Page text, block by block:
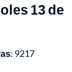
13 de
: 9217